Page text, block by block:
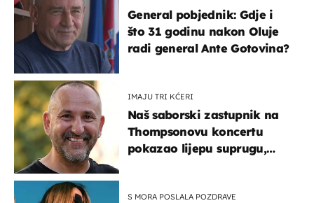
General pobjednik: Gdje i
što 31 godinu nakon Oluje
radi general Ante Gotovina?
IMAJU TRI KĆERI
Naš saborski zastupnik na
Thompsonovu koncertu
pokazao lijepu suprugu,
S MORA POSLALA POZDRAVE